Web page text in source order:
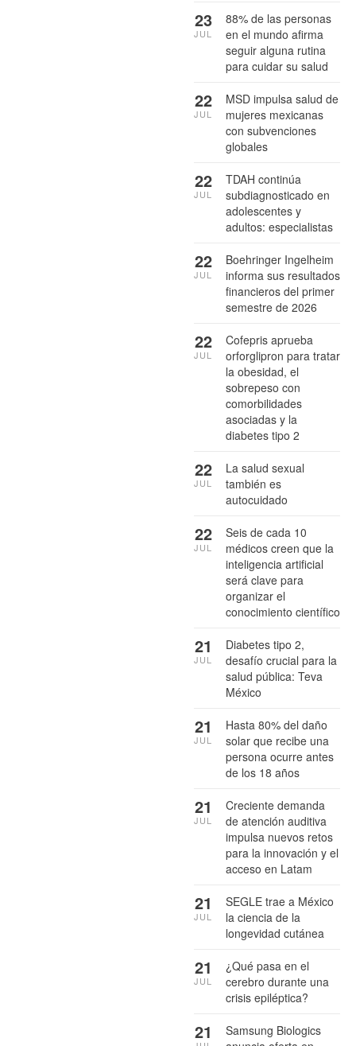
88% de las personas
en el mundo afirma
seguir alguna rutina
para cuidar su salud
23
JUL
MSD impulsa salud de
mujeres mexicanas
con subvenciones
globales
22
JUL
TDAH continúa
subdiagnosticado en
adolescentes y
adultos: especialistas
22
JUL
Boehringer Ingelheim
informa sus resultados
financieros del primer
semestre de 2026
22
JUL
Cofepris aprueba
orforglipron para tratar
la obesidad, el
sobrepeso con
comorbilidades
asociadas y la
diabetes tipo 2
22
JUL
La salud sexual
también es
autocuidado
22
JUL
Seis de cada 10
médicos creen que la
inteligencia artificial
será clave para
organizar el
conocimiento científico
22
JUL
Diabetes tipo 2,
desafío crucial para la
salud pública: Teva
México
21
JUL
Hasta 80% del daño
solar que recibe una
persona ocurre antes
de los 18 años
21
JUL
Creciente demanda
de atención auditiva
impulsa nuevos retos
para la innovación y el
acceso en Latam
21
JUL
SEGLE trae a México
la ciencia de la
longevidad cutánea
21
JUL
¿Qué pasa en el
cerebro durante una
crisis epiléptica?
21
JUL
Samsung Biologics
21